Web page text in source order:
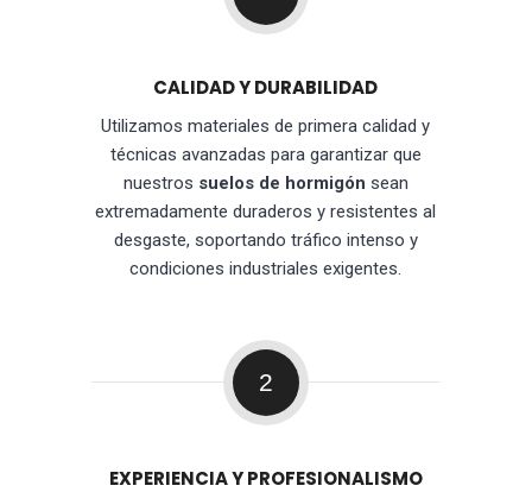
CALIDAD Y DURABILIDAD
Utilizamos materiales de primera calidad y
técnicas avanzadas para garantizar que
nuestros suelos de hormigón sean
extremadamente duraderos y resistentes al
desgaste, soportando tráfico intenso y
condiciones industriales exigentes.
2
EXPERIENCIA Y PROFESIONALISMO